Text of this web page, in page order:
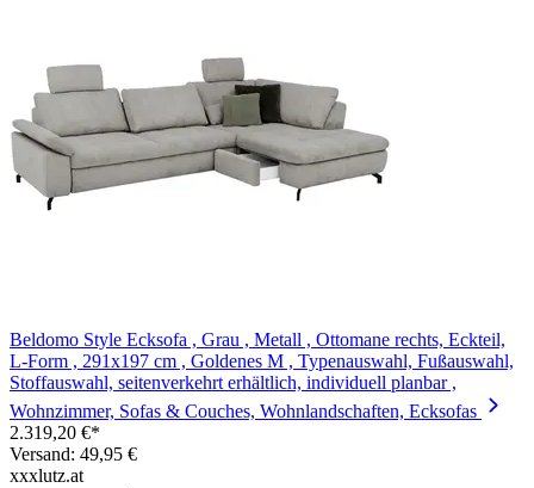
Beldomo Style Ecksofa , Grau , Metall , Ottomane rechts, Eckteil,
L-Form , 291x197 cm , Goldenes M , Typenauswahl, Fußauswahl,
Stoffauswahl, seitenverkehrt erhältlich, individuell planbar ,
Wohnzimmer, Sofas & Couches, Wohnlandschaften, Ecksofas
2.319,20 €*
Versand: 49,95 €
xxxlutz.at